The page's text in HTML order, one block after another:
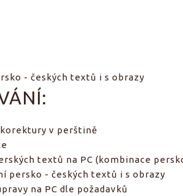
v perštině
textů na PC (kombinace
persko - českých textů i s obrazy
na PC dle požadavků